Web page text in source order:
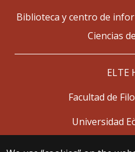
Biblioteca y centro de
Ciencias
ELTE
Facultad de
Universidad